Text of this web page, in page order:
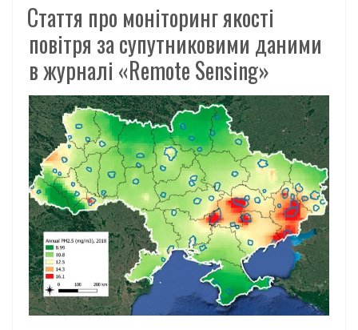
Стаття про моніторинг якості
повітря за супутниковими даними
в журналі «Remote Sensing»